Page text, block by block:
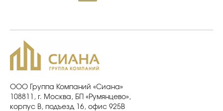
ООО Группа Компаний «Сиана»
108811, г. Москва, БП «Румянцево»,
корпус В, подъезд 16, офис 925В